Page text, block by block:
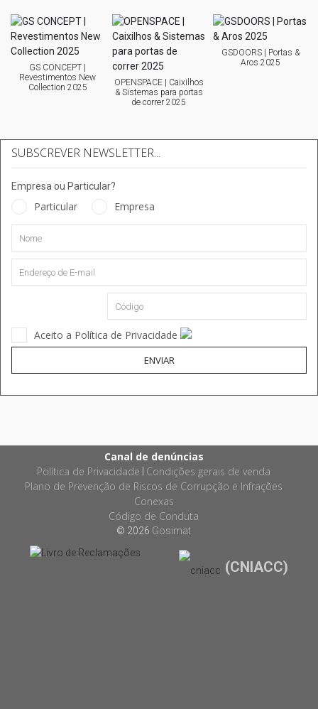
GS CONCEPT |
Revestimentos New
Collection 2025
OPENSPACE | Caixilhos
& Sistemas para portas
de correr 2025
GSDOORS | Portas &
Aros 2025
SUBSCREVER NEWSLETTER...
Empresa ou Particular?
Particular Empresa
Aceito a Política de Privacidade
ENVIAR
Canal de denúncias
Política de Privacidade Condições gerais de venda
Plano de Prevenção de Riscos de Corrupção e Infrações
Conexas
Código de Conduta
© 2026 Gosimat
(CNIACC)